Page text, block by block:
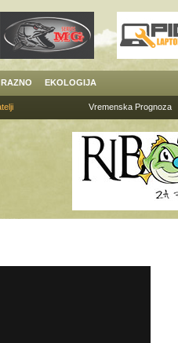
RAZNO EKOLOGIJA
Vremenska Prognoza